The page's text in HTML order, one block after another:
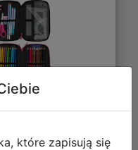
które zapisują się